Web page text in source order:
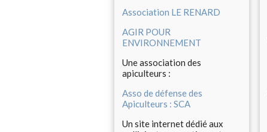
Association LE RENARD
AGIR POUR
ENVIRONNEMENT
Une association des
apiculteurs :
Asso de défense des
Apiculteurs : SCA
Un site internet dédié aux